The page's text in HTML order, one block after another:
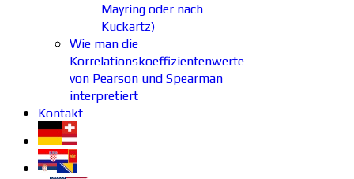
Mayring oder nach
Kuckartz)
Wie man die
Korrelationskoeffizientenwerte
von Pearson und Spearman
interpretiert
Kontakt